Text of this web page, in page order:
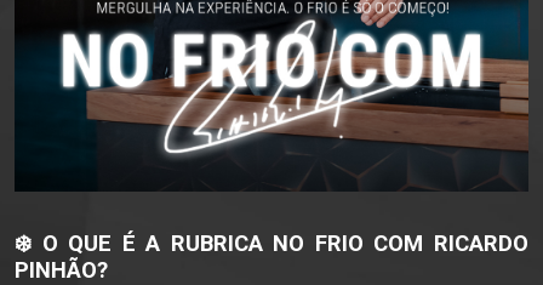
❄️ O QUE É A RUBRICA NO FRIO COM RICARDO
PINHÃO?